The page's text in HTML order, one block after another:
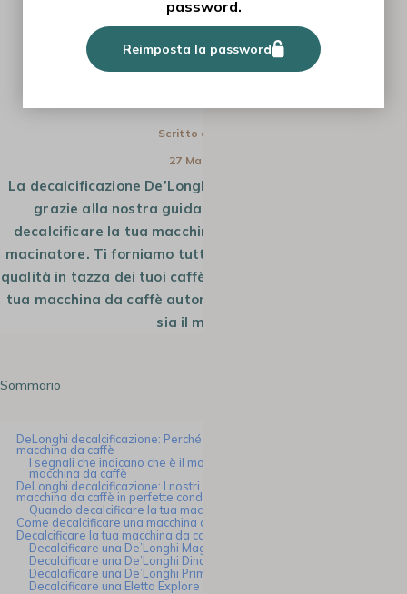
DECALCIFICAZIONE DELONGHI: TUTTO
Scritto da
27 Mag 2025
La decalcificazione De’Longhi non è mai stata così facile
grazie alla nostra guida semplice ed efficace per
decalcificare la tua macchina da caffè automatica con
macinatore. Ti forniamo tutti i dettagli per preservare la
qualità in tazza dei tuoi caffè e prolungare la durata della
tua macchina da caffè automatica De’Longhi, qualunque
sia il modello.
Sommario
DeLonghi decalcificazione: Perché e come decalcificare la tua
macchina da caffè
I segnali che indicano che è il momento di decalcificare la tua
macchina da caffè
DeLonghi decalcificazione: I nostri consigli per mantenere la tua
macchina da caffè in perfette condizioni
Quando decalcificare la tua macchina da caffè De’Longhi?
Come decalcificare una macchina da caffè De’Longhi?
Decalcificare la tua macchina da caffè DeLonghi in base al modello
Decalcificare una De’Longhi Magnifica
Decalcificare una De’Longhi Dinamica
Decalcificare una De’Longhi Primadonna
Decalcificare una Eletta Explore
password.
Reimposta la password